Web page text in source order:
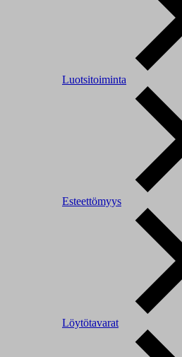
Luotsitoiminta
Esteettömyys
Löytötavarat